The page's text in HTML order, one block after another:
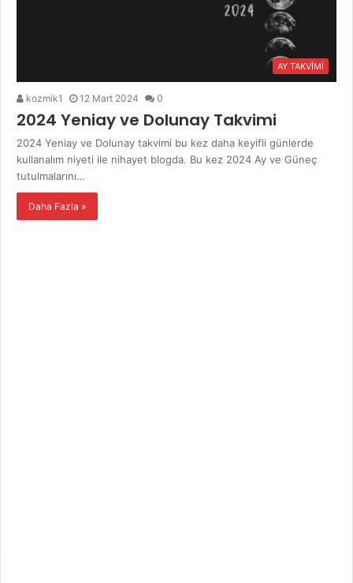
AY TAKVİMİ
kozmik1 12 Mart 2024 0
2024 Yeniay ve Dolunay Takvimi
2024 Yeniay ve Dolunay takvimi bu kez daha keyifli günlerde
kullanalım niyeti ile nihayet blogda. Bu kez 2024 Ay ve Güneç
tutulmalarını…
Daha Fazla »